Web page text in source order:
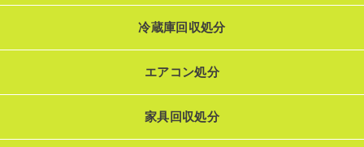
冷蔵庫回収処分
エアコン処分
家具回収処分